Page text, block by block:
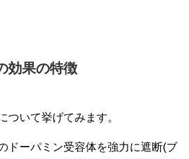
効果の特徴
ついて挙げてみます。
ドーパミン受容体を強力に遮断(ブ